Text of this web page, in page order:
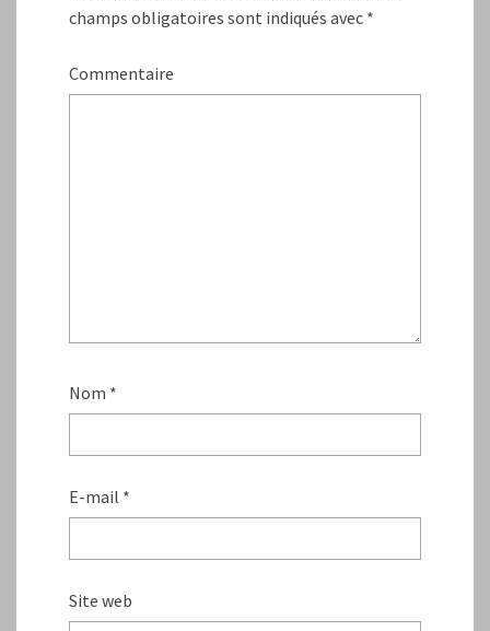
champs obligatoires sont indiqués avec *
Commentaire
Nom *
E-mail *
Site web